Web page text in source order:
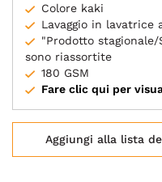
Colore kaki
Lavaggio in lavatrice
"Prodotto
sono riassortite
180 GSM
Fare clic qui per
Aggiungi alla lista